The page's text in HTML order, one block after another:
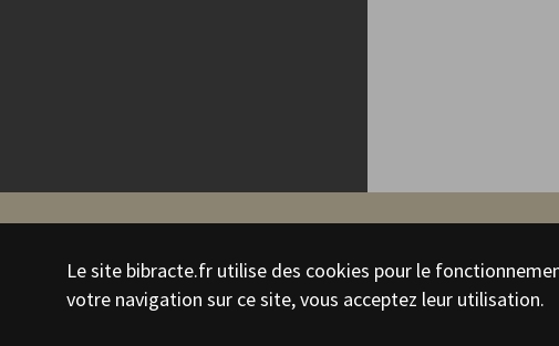
Forces en fer
Le site bibracte.fr utilise des cookies pour le
votre navigation sur ce site, vous acceptez leur utilisation.